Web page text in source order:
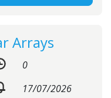
Arrays
0
17/07/2026